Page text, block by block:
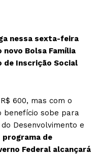
nessa sexta-feira
novo Bolsa Família
de Inscrição Social
600, mas com o
benefício sobe para
do Desenvolvimento e
programa de
Federal alcançará